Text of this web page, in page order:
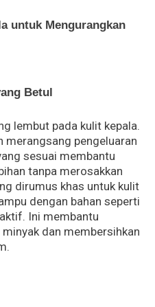
untuk Mengurangkan
Betul
lembut pada kulit kepala.
merangsang pengeluaran
sesuai membantu
tanpa merosakkan
dirumus khas untuk kulit
dengan bahan seperti
Ini membantu
dan membersihkan